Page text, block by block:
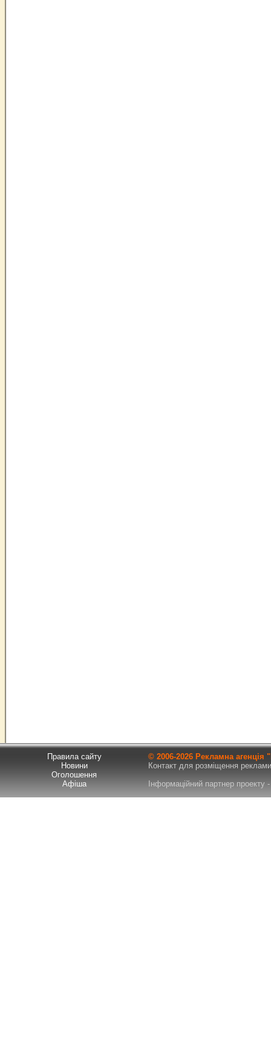
Правила сайту
Новини
Оголошення
Афіша
© 2006-2026 Рекламна
Контакт для розміщення
Інформаційний партнер проекту